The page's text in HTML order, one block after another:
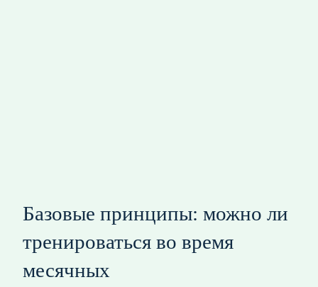
Базовые принципы: можно ли
тренироваться во время
месячных